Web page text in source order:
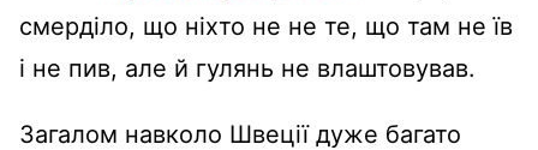
смерділо, що ніхто не не те, що там не їв
і не пив, але й гулянь не влаштовував.
Загалом навколо Швеції дуже багато